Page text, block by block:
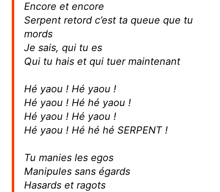
Encore et encore
Serpent retord c’est ta queue que tu
mords
Je sais, qui tu es
Qui tu hais et qui tuer maintenant
Hé yaou ! Hé yaou !
Hé yaou ! Hé hé yaou !
Hé yaou ! Hé yaou !
Hé yaou ! Hé hé hé SERPENT !
Tu manies les egos
Manipules sans égards
Hasards et ragots